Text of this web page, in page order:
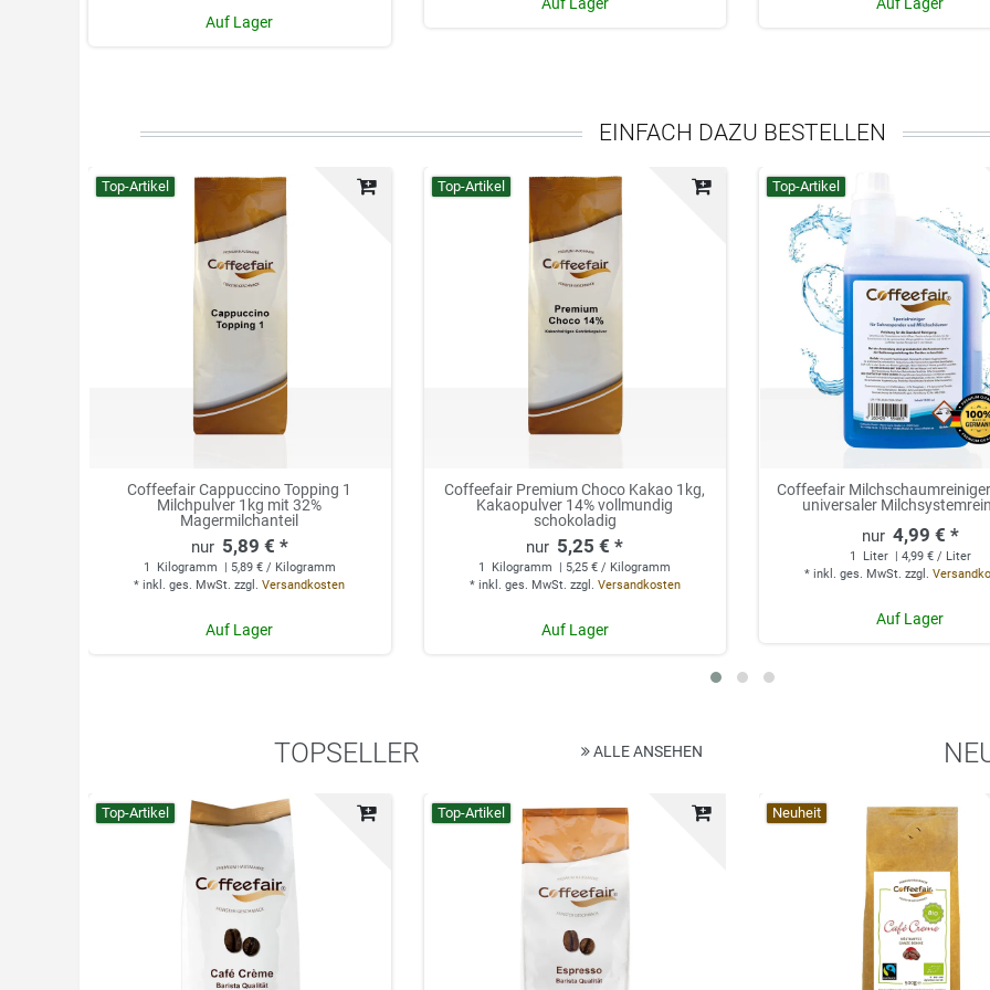
Auf Lager
EINFACH DAZU BESTELLEN
Top-Artikel
Coffeefair Cappuccino Topping 1
Milchpulver 1kg mit 32%
Magermilchanteil
5,89 € *
1 Kilogramm
| 5,89 € / Kilogramm
*inkl. ges. MwSt. zzgl.Versandkosten
Auf Lager
Top-Artikel
Coffeefair Premium Choco Kakao 1kg,
Kakaopulver 14% vollmundig
schokoladig
5,25 € *
1 Kilogramm
| 5,25 € / Kilogramm
* inkl. ges. MwSt. zzgl. Versandkosten
Auf Lager
Top-Artikel
Coffeefair
universaler
4,99 € *
1 Liter | 4,99 € / Liter
*inkl. ges. MwSt. zzgl.
Auf Lager
TOPSELLER ALLE ANSEHEN
Top-Artikel Top-Artikel Top-Artikel
Neuheit